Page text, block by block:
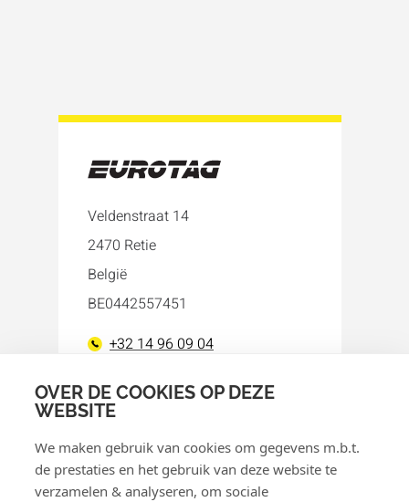
OVER DE COOKIES OP DEZE
WEBSITE
We maken gebruik van cookies om gegevens m.b.t.
de prestaties en het gebruik van deze website te
verzamelen & analyseren, om sociale
Veldenstraat 14
2470 Retie
België
BE0442557451
+32 14 96 09 04
Facebook